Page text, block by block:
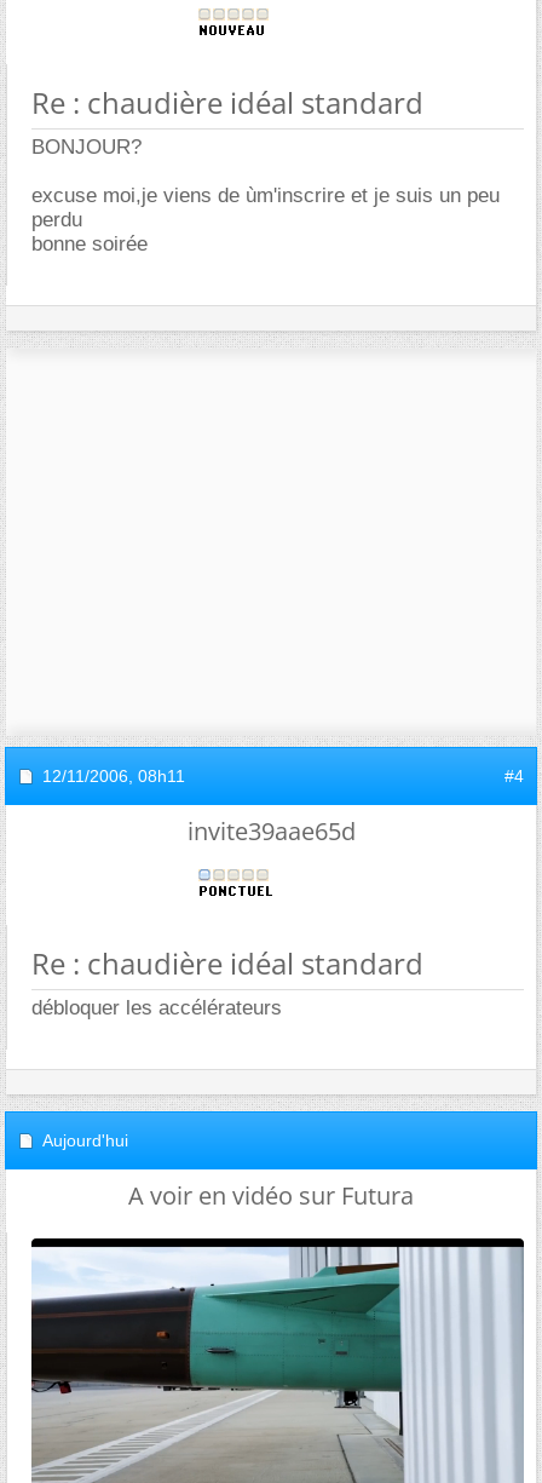
Re : chaudière idéal standard
BONJOUR?
excuse moi,je viens de ùm'inscrire et je suis un peu
perdu
bonne soirée
12/11/2006, 08h11 #4
invite39aae65d
Re : chaudière idéal standard
débloquer les accélérateurs
Aujourd'hui
A voir en vidéo sur Futura